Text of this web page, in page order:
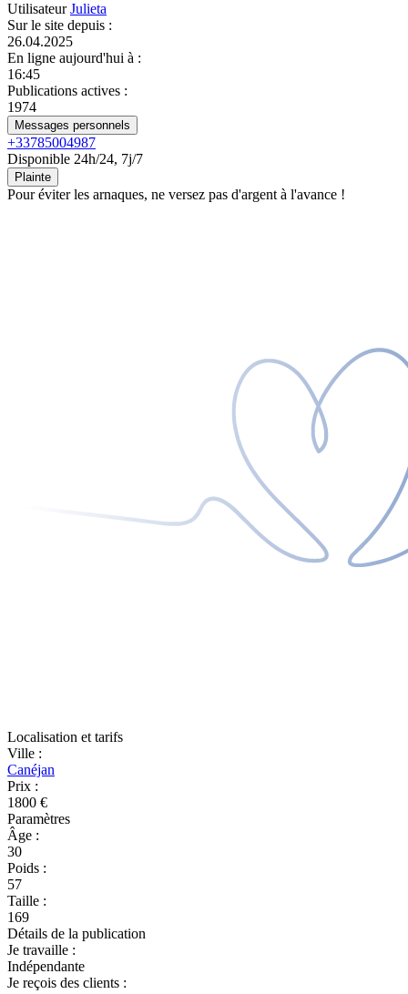
UtilisateurJulieta
Sur le site depuis :
26.04.2025
En ligne aujourd'hui à :
16:45
Publications actives :
1974
Messages personnels
+33785004987
Disponible 24h/24, 7j/7
Plainte
Pour éviter les arnaques, ne versez pas d'argent à l'avance !
Localisation et tarifs
Ville :
Canéjan
Prix :
1800 €
Paramètres
Âge :
30
Poids :
57
Taille :
169
Détails de la publication
Je travaille :
Indépendante
Je reçois des clients :